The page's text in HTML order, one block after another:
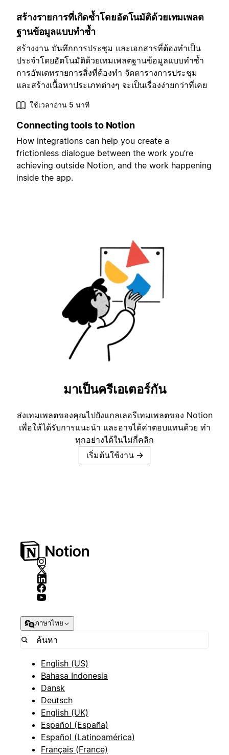
สร้างรายการที่เกิดซ้ำโดยอัตโนมัติด้วยเทมเพลต
ฐานข้อมูลแบบทำซ้ำ
สร้างงาน บันทึกการประชุม และเอกสารที่ต้องทำเป็น
ประจำโดยอัตโนมัติด้วยเทมเพลตฐานข้อมูลแบบทำซ้ำ
การอัพเดทรายการสิ่งที่ต้องทำ จัดตารางการประชุม
และสร้างเนื้อหาประเภทต่างๆ จะเป็นเรื่องง่ายกว่าที่เคย
ใช้เวลาอ่าน 5 นาที
Connecting tools to Notion
How integrations can help you create a
frictionless dialogue between the work you’re
achieving outside Notion, and the work happening
inside the app.
มาเป็นครีเอเตอร์กัน
ส่งเทมเพลตของคุณไปยังแกลเลอรีเทมเพลตของ Notion
เพื่อให้ได้รับการแนะนำ และอาจได้ค่าตอบแทนด้วย ทำ
ทุกอย่างได้ในไม่กี่คลิก
เริ่มต้นใช้งาน →
ภาษาไทย
English (US)
Bahasa Indonesia
Dansk
Deutsch
English (UK)
Español (España)
Español (Latinoamérica)
Français (France)